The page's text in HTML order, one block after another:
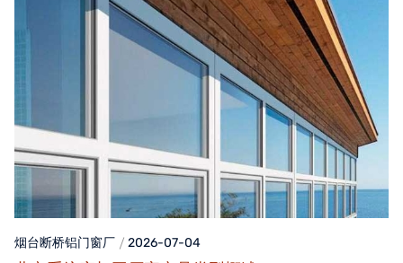
烟台断桥铝门窗厂 2026-07-04